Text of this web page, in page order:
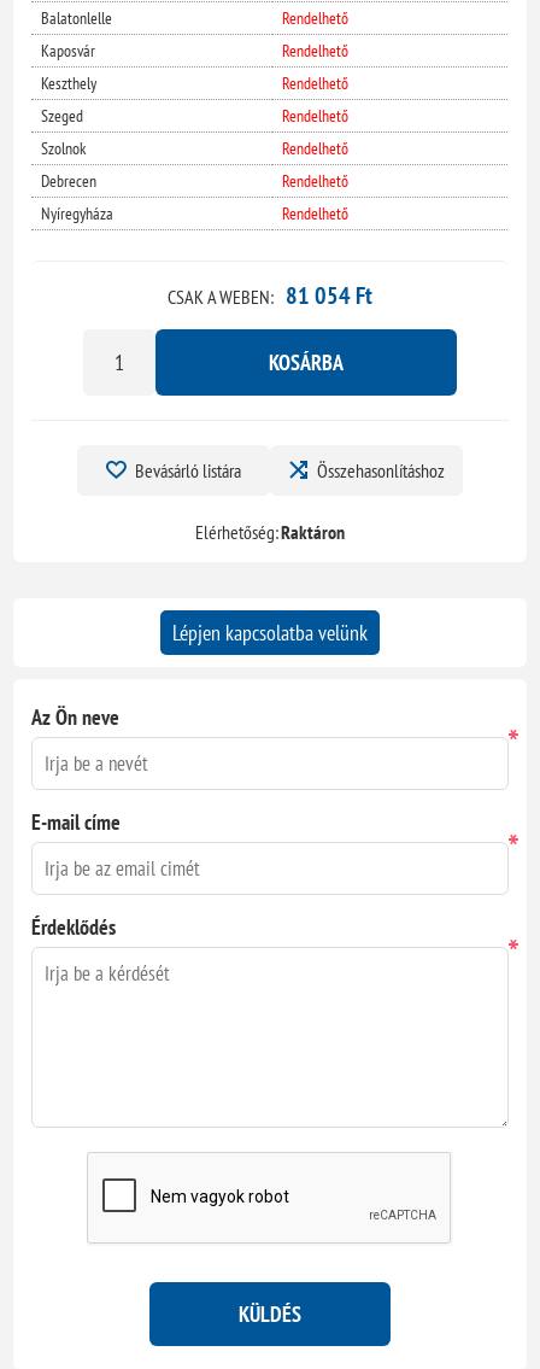
Balatonlelle
Rendelhető
Kaposvár
Rendelhető
Keszthely
Rendelhető
Szeged
Rendelhető
Szolnok
Rendelhető
Debrecen
Rendelhető
Nyíregyháza
Rendelhető
CSAK A WEBEN: 81 054 Ft
KOSÁRBA
Bevásárló listára Összehasonlításhoz
Elérhetőség:Raktáron
Lépjen kapcsolatba velünk
Az Ön neve
*
E-mail címe
*
Érdeklődés
*
KÜLDÉS